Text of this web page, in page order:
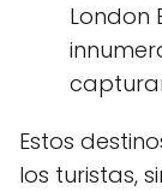
London
Estos
los turistas,